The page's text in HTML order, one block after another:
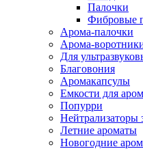
Палочки
Фибровые
Арома-палочки
Арома-
Для
Благовония
Аромакапсулы
Емкости для
Попурри
Нейтрализаторы
Летние ароматы
Новогодние